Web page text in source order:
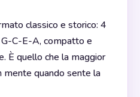
classico e storico: 4
C-E-A, compatto e
È quello che la maggior
mente quando sente la